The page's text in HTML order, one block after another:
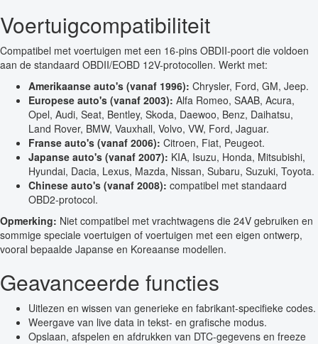
Voertuigcompatibiliteit
Compatibel met voertuigen met een 16-pins OBDII-poort die voldoen
aan de standaard OBDII/EOBD 12V-protocollen. Werkt met:
Amerikaanse auto's (vanaf 1996): Chrysler, Ford, GM, Jeep.
Europese auto's (vanaf 2003): Alfa Romeo, SAAB, Acura,
Opel, Audi, Seat, Bentley, Skoda, Daewoo, Benz, Daihatsu,
Land Rover, BMW, Vauxhall, Volvo, VW, Ford, Jaguar.
Franse auto's (vanaf 2006): Citroen, Fiat, Peugeot.
Japanse auto's (vanaf 2007): KIA, Isuzu, Honda, Mitsubishi,
Hyundai, Dacia, Lexus, Mazda, Nissan, Subaru, Suzuki, Toyota.
Chinese auto's (vanaf 2008): compatibel met standaard
OBD2-protocol.
Opmerking: Niet compatibel met vrachtwagens die 24V gebruiken en
sommige speciale voertuigen of voertuigen met een eigen ontwerp,
vooral bepaalde Japanse en Koreaanse modellen.
Geavanceerde functies
Uitlezen en wissen van generieke en fabrikant-specifieke codes.
Weergave van live data in tekst- en grafische modus.
Opslaan, afspelen en afdrukken van DTC-gegevens en freeze